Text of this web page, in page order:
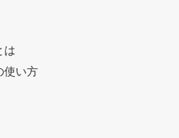
は
使い方